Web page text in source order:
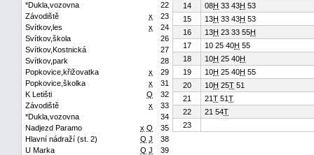
*Dukla,vozovna
22
Závodiště
x
23
Svítkov,les
x
24
Svítkov,škola
26
Svítkov,Kostnická
27
Svítkov,park
28
Popkovice,křižovatka
x
29
Popkovice,školka
x
31
K Letišti
Q
32
Závodiště
x
33
*Dukla,vozovna
34
Nadjezd Paramo
x Q
35
Hlavní nádraží (st. 2)
Q J
38
U Marka
Q J
39
14
08H 33 43H 53
15
13H 33 43H 53
16
13H 23 33 55H
17
10 25 40H 55
18
10H 25 40H
19
10H 25 40H 55
20
10H 25T 51
21
21T 51T
22
21 54T
23